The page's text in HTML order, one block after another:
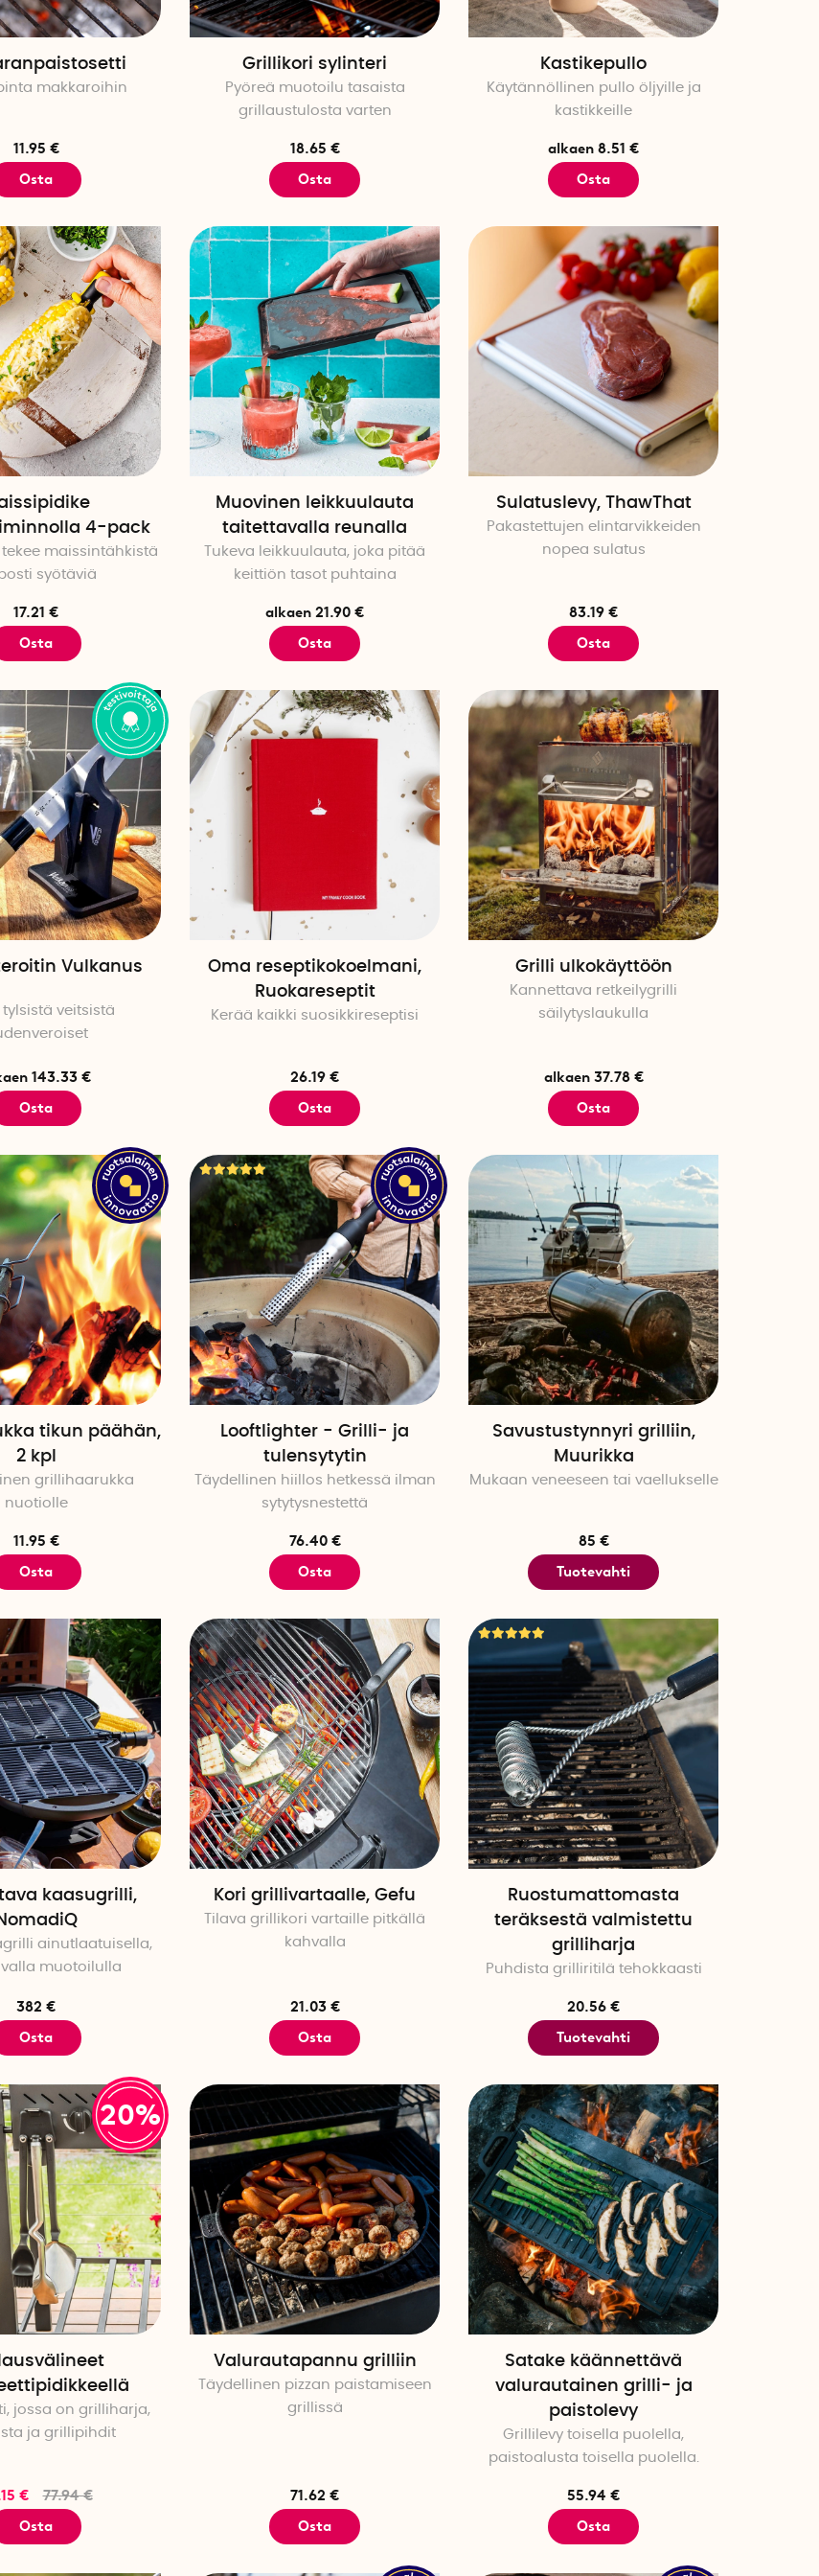
makkaroihin
11.95 €
Osta
Grillikori sylinteri
Pyöreä muotoilu tasaista
grillaustulosta varten
18.65 €
Osta
Kastikepullo
Käytännöllinen pullo öljyille ja
kastikkeille
alkaen 8.51 €
Osta
4-pack
maissintähkistä
syötäviä
17.21 €
Osta
Muovinen leikkuulauta
taitettavalla reunalla
Tukeva leikkuulauta, joka pitää
keittiön tasot puhtaina
alkaen 21.90 €
Osta
Sulatuslevy, ThawThat
Pakastettujen elintarvikkeiden
nopea sulatus
83.19 €
Osta
Vulkanus
tylsistä veitsistä
143.33 €
Osta
Oma reseptikokoelmani,
Ruokareseptit
Kerää kaikki suosikkireseptisi
26.19 €
Osta
Grilli ulkokäyttöön
Kannettava retkeilygrilli
säilytyslaukulla
alkaen 37.78 €
Osta
tikun päähän,
2 kpl
grillihaarukka
nuotiolle
11.95 €
Osta
Looftlighter - Grilli- ja
tulensytytin
Täydellinen hiillos hetkessä ilman
sytytysnestettä
76.40 €
Osta
Savustustynnyri grilliin,
Muurikka
Mukaan veneeseen tai vaellukselle
85 €
Tuotevahti
kaasugrilli,
ainutlaatuisella,
muotoilulla
382 €
Osta
Kori grillivartaalle, Gefu
Tilava grillikori vartaille pitkällä
kahvalla
21.03 €
Osta
Ruostumattomasta
teräksestä valmistettu
grilliharja
Puhdista grilliritilä tehokkaasti
20.56 €
Tuotevahti
20%
jossa on grilliharja,
ja grillipihdit
€
77.94 €
Osta
Valurautapannu grilliin
Täydellinen pizzan paistamiseen
grillissä
71.62 €
Osta
Satake käännettävä
valurautainen grilli- ja
paistolevy
Grillilevy toisella puolella,
paistoalusta toisella puolella.
55.94 €
Osta